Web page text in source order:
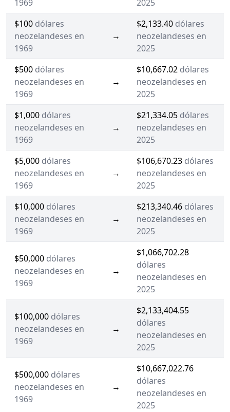
1969
2025
$100 dólares
neozelandeses en
1969
→
$2,133.40 dólares
neozelandeses en
2025
$500 dólares
neozelandeses en
1969
→
$10,667.02 dólares
neozelandeses en
2025
$1,000 dólares
neozelandeses en
1969
→
$21,334.05 dólares
neozelandeses en
2025
$5,000 dólares
neozelandeses en
1969
→
$106,670.23 dólares
neozelandeses en
2025
$10,000 dólares
neozelandeses en
1969
→
$213,340.46 dólares
neozelandeses en
2025
$50,000 dólares
neozelandeses en
1969
→
$1,066,702.28
dólares
neozelandeses en
2025
$100,000 dólares
neozelandeses en
1969
→
$2,133,404.55
dólares
neozelandeses en
2025
$500,000 dólares
neozelandeses en
1969
→
$10,667,022.76
dólares
neozelandeses en
2025